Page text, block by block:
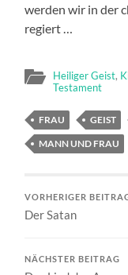
werden wir in der
regiert …
Heiliger Geist,
Testament
FRAU GEIST
MANN UND FRAU
VORHERIGER
Der Satan
NÄCHSTER BEITRAG